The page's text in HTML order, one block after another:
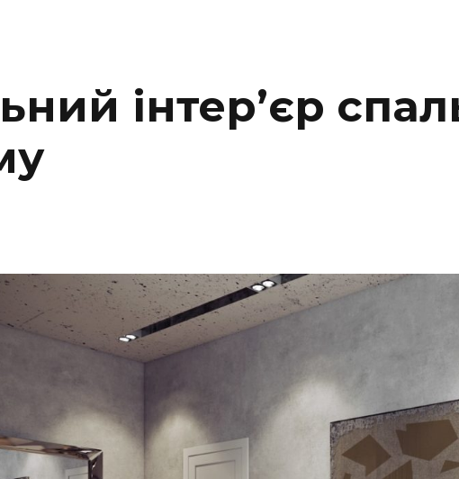
інтер’єр